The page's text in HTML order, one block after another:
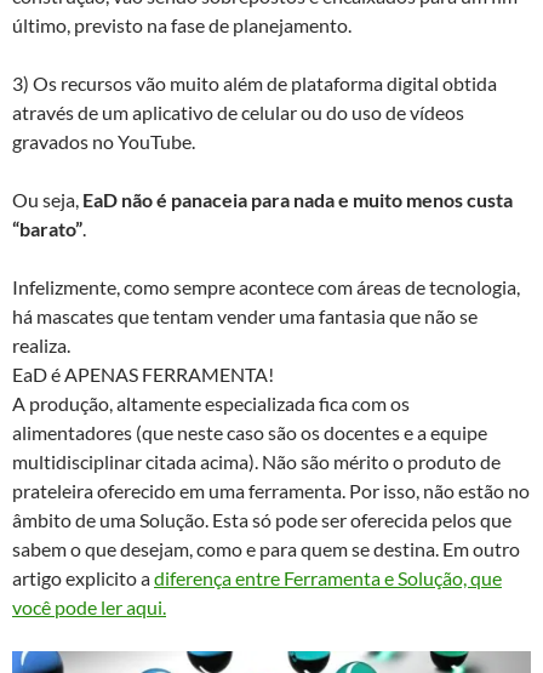
último, previsto na fase de planejamento.
3) Os recursos vão muito além de plataforma digital obtida
através de um aplicativo de celular ou do uso de vídeos
gravados no YouTube.
Ou seja, EaD não é panaceia para nada e muito menos custa
“barato”.
Infelizmente, como sempre acontece com áreas de tecnologia,
há mascates que tentam vender uma fantasia que não se
realiza.
EaD é APENAS FERRAMENTA!
A produção, altamente especializada fica com os
alimentadores (que neste caso são os docentes e a equipe
multidisciplinar citada acima). Não são mérito o produto de
prateleira oferecido em uma ferramenta. Por isso, não estão no
âmbito de uma Solução. Esta só pode ser oferecida pelos que
sabem o que desejam, como e para quem se destina. Em outro
artigo explicito adiferença entre Ferramenta e Solução, que
você pode ler aqui.